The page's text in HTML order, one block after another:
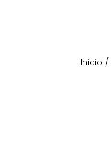
Inicio /